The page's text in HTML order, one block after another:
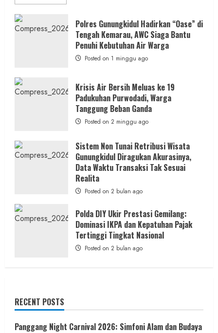
more
Penipuan
Masuk
RSUD
Wonosari
Seret
Oknum
Polres Gunungkidul Hadirkan “Oase” di
Tengah Kemarau, AWC Siaga Bantu
Penuhi Kebutuhan Air Warga
Posted on 1 minggu ago
Krisis Air Bersih Meluas ke 19
Padukuhan Purwodadi, Warga
Tanggung Beban Ganda
Posted on 2 minggu ago
Sistem Non Tunai Retribusi Wisata
Gunungkidul Diragukan Akurasinya,
Data Waktu Transaksi Tak Sesuai
Realita
Posted on 2 bulan ago
Polda DIY Ukir Prestasi Gemilang:
Dominasi IKPA dan Kepatuhan Pajak
Tertinggi Tingkat Nasional
Posted on 2 bulan ago
RECENT POSTS
Panggang Night Carnival 2026: Simfoni Alam dan Budaya